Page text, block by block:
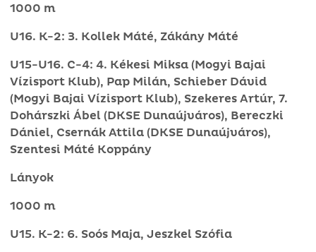
1000 m
U16. K-2: 3. Kollek Máté, Zákány Máté
U15-U16. C-4: 4. Kékesi Miksa (Mogyi Bajai
Vízisport Klub), Pap Milán, Schieber Dávid
(Mogyi Bajai Vízisport Klub), Szekeres Artúr, 7.
Dohárszki Ábel (DKSE Dunaújváros), Bereczki
Dániel, Csernák Attila (DKSE Dunaújváros),
Szentesi Máté Koppány
Lányok
1000 m
U15. K-2: 6. Soós Maja, Jeszkel Szófia